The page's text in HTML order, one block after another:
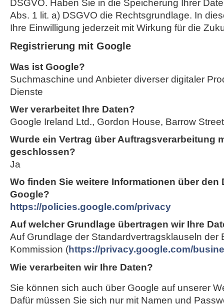
DSGVO. Haben Sie in die Speicherung Ihrer
Abs. 1 lit. a) DSGVO die Rechtsgrundlage. In
Ihre Einwilligung jederzeit mit Wirkung für die
Registrierung mit Google
Was ist Google?
Suchmaschine und Anbieter diverser digitaler
Dienste
Wer verarbeitet Ihre Daten?
Google Ireland Ltd., Gordon House, Barrow
Wurde ein Vertrag über Auftragsverarbeitung
geschlossen?
Ja
Wo finden Sie weitere Informationen über den
Google?
https://policies.google.com/privacy
Auf welcher Grundlage übertragen wir Ihre
Auf Grundlage der Standardvertragsklauseln der
Kommission (https://privacy.google.com/
Wie verarbeiten wir Ihre Daten?
Sie können sich auch über Google auf unserer
Dafür müssen Sie sich nur mit Namen und